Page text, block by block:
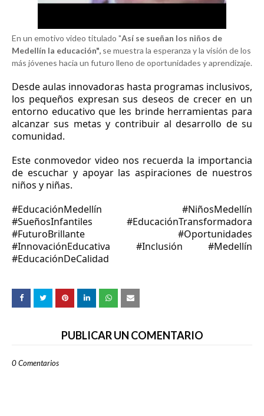
En un emotivo video titulado "Así se sueñan los niños de
Medellín la educación", se muestra la esperanza y la visión de los
más jóvenes hacia un futuro lleno de oportunidades y aprendizaje.
Desde aulas innovadoras hasta programas inclusivos,
los pequeños expresan sus deseos de crecer en un
entorno educativo que les brinde herramientas para
alcanzar sus metas y contribuir al desarrollo de su
comunidad.
Este conmovedor video nos recuerda la importancia
de escuchar y apoyar las aspiraciones de nuestros
niños y niñas.
#EducaciónMedellín #NiñosMedellín
#SueñosInfantiles #EducaciónTransformadora
#FuturoBrillante #Oportunidades
#InnovaciónEducativa #Inclusión #Medellín
#EducaciónDeCalidad
PUBLICAR UN COMENTARIO
0 Comentarios